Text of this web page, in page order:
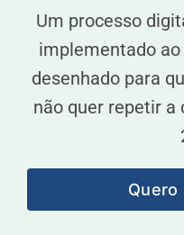
Um processo
implementado
desenhado para
não quer repetir a
Quero